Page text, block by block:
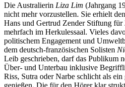
Die Australierin Liza Lim (Jahrgang
nicht mehr vorzustellen. Sie erhielt den
Hans und Gertrud Zender Stiftung
mehrfach im Herkulessaal. Vieles
politischem Engagement und
dem deutsch-französischen Solisten
Leib geschrieben, darf das Publikum
Über- und Unterbau inklusive
Riss, Sutra oder Narbe schlicht als
genießen. Die für den Hörer klar